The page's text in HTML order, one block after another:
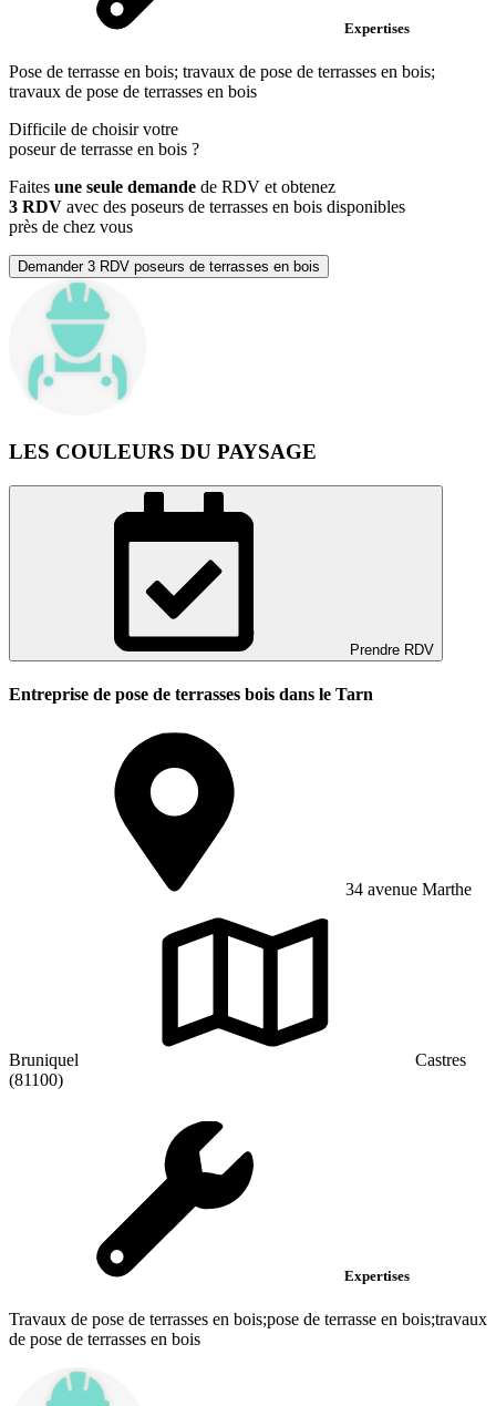
Expertises
Pose de terrasse en bois; travaux de pose de terrasses en bois;
travaux de pose de terrasses en bois
Difficile de choisir votre
poseur de terrasse en bois ?
Faites une seule demande de RDV et obtenez
3 RDV avec des poseurs de terrasses en bois disponibles
près de chez vous
Demander 3 RDV poseurs de terrasses en bois
LES COULEURS DU PAYSAGE
Prendre RDV
Entreprise de pose de terrasses bois dans le Tarn
34 avenue Marthe
Bruniquel
Castres
(81100)
Expertises
Travaux de pose de terrasses en bois;pose de terrasse en bois;travaux
de pose de terrasses en bois